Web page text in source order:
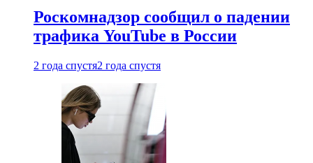
Роскомнадзор сообщил о падении
трафика YouTube в России
2 года спустя2 года спустя